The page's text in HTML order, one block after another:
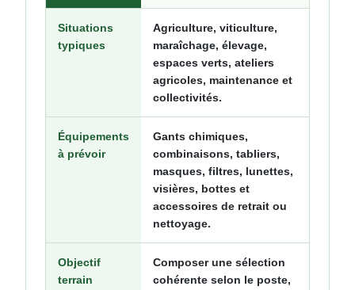
Situations
typiques
Agriculture, viticulture,
maraîchage, élevage,
espaces verts, ateliers
agricoles, maintenance et
collectivités.
Équipements
à prévoir
Gants chimiques,
combinaisons, tabliers,
masques, filtres, lunettes,
visières, bottes et
accessoires de retrait ou
nettoyage.
Objectif
terrain
Composer une sélection
cohérente selon le poste,